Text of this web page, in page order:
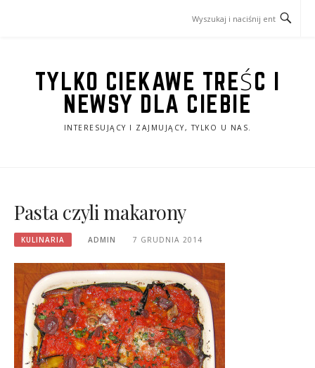
TYLKO CIEKAWE TREŚC I
NEWSY DLA CIEBIE
INTERESUJĄCY I ZAJMUJĄCY, TYLKO U NAS.
Pasta czyli makarony
KULINARIA ADMIN 7 GRUDNIA 2014